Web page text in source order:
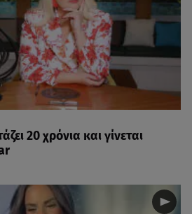
20 χρόνια και γίνεται